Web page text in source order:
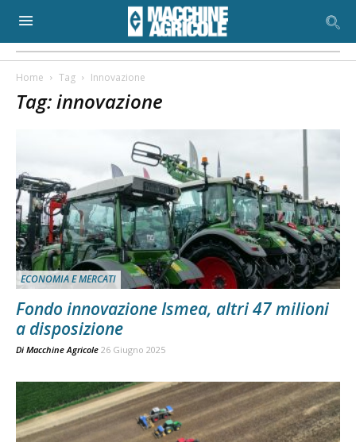
Home Tag Innovazione
Tag: innovazione
ECONOMIA E MERCATI
Fondo innovazione Ismea, altri 47 milioni
a disposizione
Di Macchine Agricole 26 Giugno 2025